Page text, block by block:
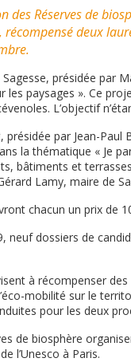
des Réserves de
deux
présidée par
les paysages ». Ce
L’objectif
présidée par Jean-
la thématique « Je
bâtiments et
Lamy, maire de
chacun un prix de
neuf dossiers de
à récompenser
mobilité sur le
pour les deux
de biosphère
l’Unesco à Paris.